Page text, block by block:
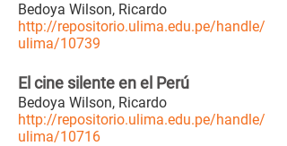
Bedoya Wilson, Ricardo
http://repositorio.ulima.edu.pe/handle/
ulima/10739
El cine silente en el Perú
Bedoya Wilson, Ricardo
http://repositorio.ulima.edu.pe/handle/
ulima/10716